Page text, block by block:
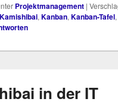
Projektmanagement |
Kamishibai,Kanban,Kanban-Tafel,
in der IT